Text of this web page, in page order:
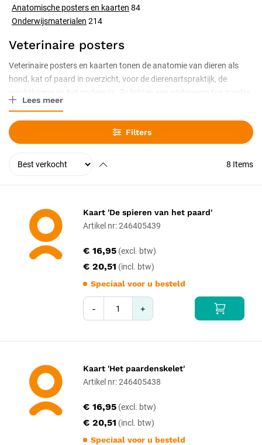
Veterinaire posters
Veterinaire posters en kaarten tonen de anatomie van dieren als
hond, kat of paard in overzicht, voor de dierenartspraktijk, de
wachtkamer en het onderwijs. Ze lichten een onderwerp toe zonder
een model. De keuze hangt af van de diersoort en het onderwerp.
Gelamineerd of op papier, voor de dierenartspraktijk en het
onderwijs.
Lees meer
Filters
8 Items
Kaart 'De spieren van het paard'
Artikel nr: 246405439
€ 20,51
€ 16,95
Speciaal voor u besteld
- +
Kaart 'Het paardenskelet'
Artikel nr: 246405438
€ 20,51
€ 16,95
Speciaal voor u besteld
Anatomische posters en kaarten 84
Onderwijsmaterialen 214